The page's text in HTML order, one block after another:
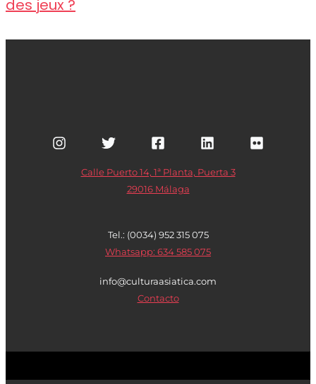
des jeux ?
Calle Puerto 14, 1ª Planta, Puerta 3
29016 Málaga
Tel.: (0034) 952 315 075
Whatsapp: 634 585 075
info@culturaasiatica.com
Contacto